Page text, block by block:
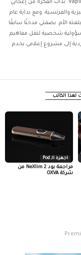
المسؤول عن إطلاق النسخة العربية من موقع Vaping Post. بدأت الفكرة من إعجابي
والفرنسية. ومع بداية عام
الأم. بصفتي مدخنًا سابقًا
شخصية لنقل مفاهيم
إلى مشروع إعلامي يخدم
لهذا الكاتب
اجهزة الـ Pod
مراجعة بود NeXlim 2 من
شركة OXVA